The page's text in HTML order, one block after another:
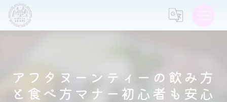
アフタヌーンティーの飲み方
と食べ方マナー初心者も安心